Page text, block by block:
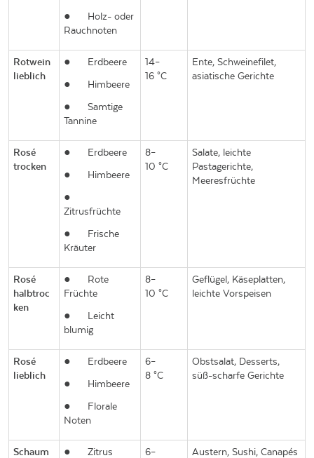
●
Holz- oder
Rauchnoten
Rotwein
lieblich
●
Erdbeere
●
Himbeere
●
Samtige
Tannine
14–
16 °C
Ente, Schweinefilet,
asiatische Gerichte
Rosé
trocken
●
Erdbeere
●
Himbeere
●
Zitrusfrüchte
●
Frische
Kräuter
8–
10 °C
Salate, leichte
Pastagerichte,
Meeresfrüchte
Rosé
halbtroc
ken
●
Rote
Früchte
●
Leicht
blumig
8–
10 °C
Geflügel, Käseplatten,
leichte Vorspeisen
Rosé
lieblich
●
Erdbeere
●
Himbeere
●
Florale
Noten
6–
8 °C
Obstsalat, Desserts,
süß-scharfe Gerichte
Schaum
●
Zitrus
6–
Austern, Sushi, Canapés